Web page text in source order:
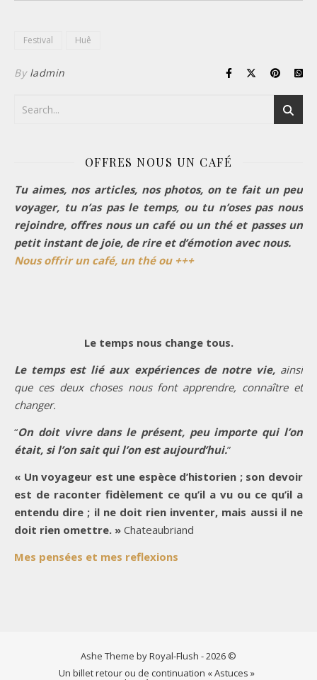
Festival Huê
By ladmin
OFFRES NOUS UN CAFÉ
Tu aimes, nos articles, nos photos, on te fait un peu
voyager, tu n’as pas le temps, ou tu n’oses pas nous
rejoindre, offres nous un café ou un thé et passes un
petit instant de joie, de rire et d’émotion avec nous.
Nous offrir un café, un thé ou +++
Le temps nous change tous.
Le temps est lié aux expériences de notre vie, ainsi
que ces deux choses nous font apprendre, connaître et
changer.
“On doit vivre dans le présent, peu importe qui l’on
était, si l’on sait qui l’on est aujourd’hui.”
« Un voyageur est une espèce d’historien ; son devoir
est de raconter fidèlement ce qu’il a vu ou ce qu’il a
entendu dire ; il ne doit rien inventer, mais aussi il ne
doit rien omettre. » Chateaubriand
Mes pensées et mes reflexions
Ashe Theme by Royal-Flush - 2026 ©
Un billet retour ou de continuation « Astuces »